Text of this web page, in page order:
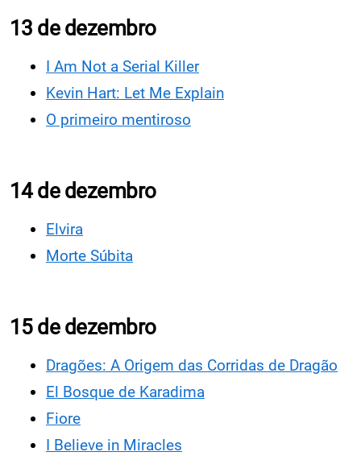
13 de dezembro
I Am Not a Serial Killer
Kevin Hart: Let Me Explain
O primeiro mentiroso
14 de dezembro
Elvira
Morte Súbita
15 de dezembro
Dragões: A Origem das Corridas de Dragão
El Bosque de Karadima
Fiore
I Believe in Miracles